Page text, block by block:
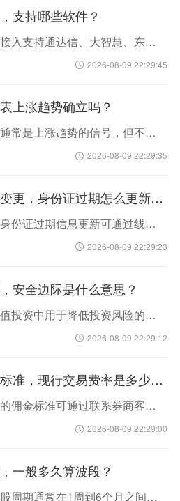
支持哪些软件？
适配多数头部券商自研的官方交易APP。我来帮您拆解下相关内容：首先，这些软件覆盖了不同用户的操作习...
2026-08-09 22:29:45
上涨趋势确立吗？
来帮您拆解下其中的逻辑：均线多头排列指的是短、中、长期均线从上到下依次排列，股价运行在各均线之上...
2026-08-09 22:29:35
份证过期怎么更新？(附更新指南)
完成。身份证过期后会限制账户多项功能，比如无法进行银证转账、股票买卖等，建议及时完成更新。我来帮...
2026-08-09 22:29:23
安全边际是什么意思？
格远低于其估算的内在价值所形成的缓冲空间。我来帮您拆解下，您就明白了首先，咱们做价值投资时，很难...
2026-08-09 22:29:12
现行交易费率是多少？(附费率表)
易费率主要包含佣金、过户费等项目。咱们来拆解下细节，您就清楚了首先，直接通过官网或APP开户的佣金...
2026-08-09 22:29:00
一般多久算波段？
走势及个人操作策略灵活调整，没有绝对固定的标准。我来帮您拆解下，您就明白其中逻辑了。波段操作的核...